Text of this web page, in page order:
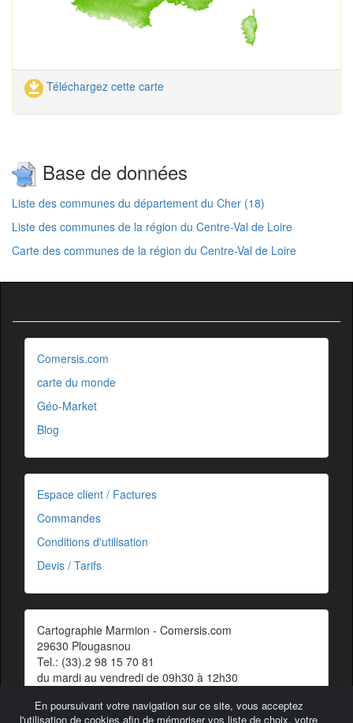
Téléchargez cette carte
Base de données
Liste des communes du département du Cher (18)
Liste des communes de la région du Centre-Val de Loire
Carte des communes de la région du Centre-Val de Loire
En poursuivant votre navigation sur ce site, vous acceptez
l'utilisation de cookies afin de mémoriser vos liste de choix, votre
Comersis.com
carte du monde
Géo-Market
Blog
Espace client / Factures
Commandes
Conditions d'utilisation
Devis / Tarifs
Cartographie Marmion - Comersis.com
29630 Plougasnou
Tel.: (33).2 98 15 70 81
du mardi au vendredi de 09h30 à 12h30
Contact